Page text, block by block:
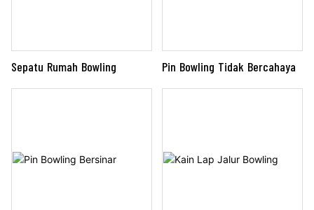
Sepatu Rumah Bowling Pin Bowling Tidak Bercahaya